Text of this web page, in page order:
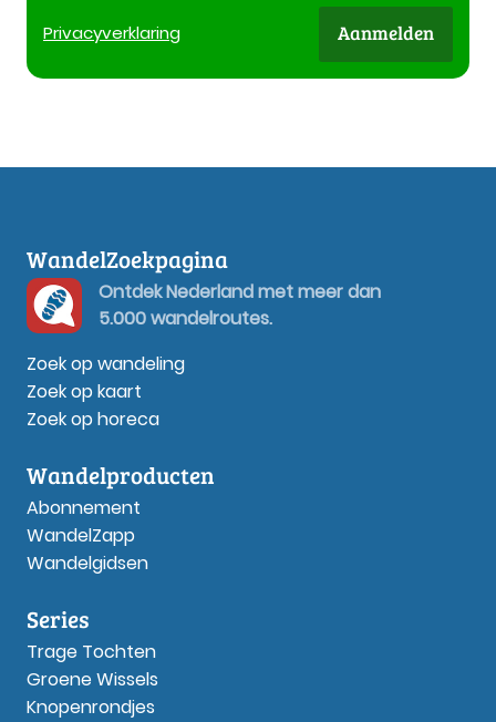
Privacyverklaring Aanmelden
WandelZoekpagina
Ontdek Nederland met meer dan
5.000 wandelroutes.
Zoek op wandeling
Zoek op kaart
Zoek op horeca
Wandelproducten
Abonnement
WandelZapp
Wandelgidsen
Series
Trage Tochten
Groene Wissels
Knopenrondjes